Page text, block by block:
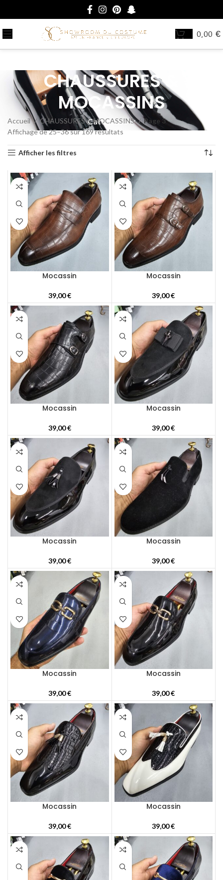
0,00 €
CHAUSSURES &
MOCASSINS
Catégories
Accueil CHAUSSURES & MOCASSINS
Page 3
Affichage de 25–36 sur 169 résultats
Afficher les filtres
Mocassin
39,00€
Mocassin
39,00€
Mocassin
39,00€
Mocassin
39,00€
Mocassin
39,00€
Mocassin
39,00€
Mocassin
39,00€
Mocassin
39,00€
Mocassin
39,00€
Mocassin
39,00€